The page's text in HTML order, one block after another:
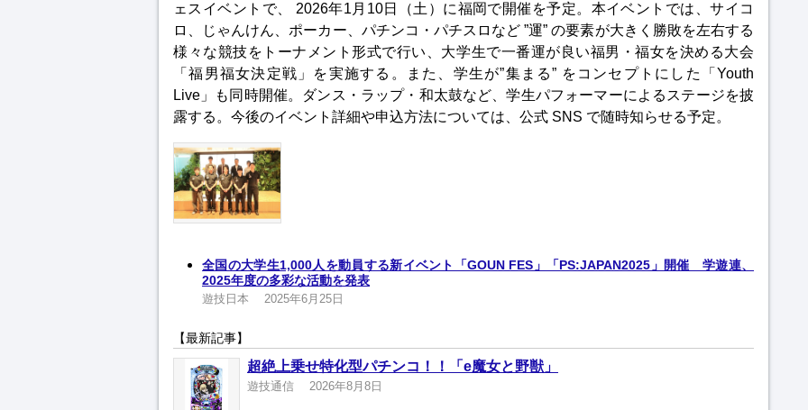
ェスイベントで、 2026年1月10日（土）に福岡で開催を予定。本イベントでは、サイコ
ロ、じゃんけん、ポーカー、パチンコ・パチスロなど ”運” の要素が大きく勝敗を左右する
様々な競技をトーナメント形式で行い、大学生で一番運が良い福男・福女を決める大会
「福男福女決定戦」を実施する。また、学生が”集まる” をコンセプトにした「Youth
Live」も同時開催。ダンス・ラップ・和太鼓など、学生パフォーマーによるステージを披
露する。今後のイベント詳細や申込方法については、公式 SNS で随時知らせる予定。
全国の大学生1,000人を動員する新イベント「GOUN FES」「PS:JAPAN2025」開催 学遊連、
2025年度の多彩な活動を発表
遊技日本 2025年6月25日
【最新記事】
超絶上乗せ特化型パチンコ！！「e魔女と野獣」
遊技通信 2026年8月8日